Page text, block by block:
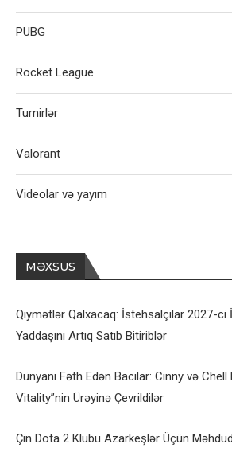
PUBG
Rocket League
Turnirlər
Valorant
Videolar və yayım
MƏXSUS
Qiymətlər Qalxacaq: İstehsalçılar 2027-
Yaddaşını Artıq Satıb Bitiriblər
Dünyanı Fəth Edən Bacılar: Cinny və
Vitality”nin Ürəyinə Çevrildilər
Çin Dota 2 Klubu Azarkeşlər Üçün